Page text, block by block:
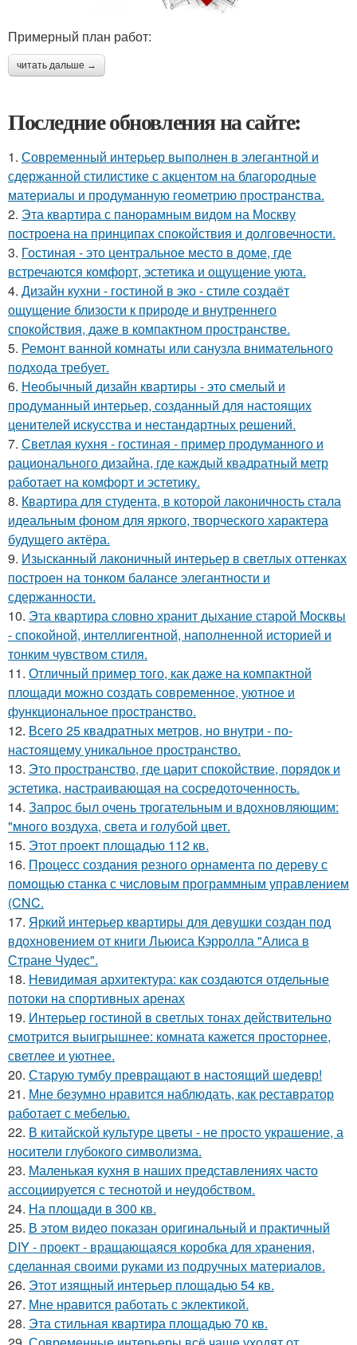
Примерный план работ:
читать дальше →
Последние обновления на сайте:
1. Современный интерьер выполнен в элегантной и
сдержанной стилистике с акцентом на благородные
материалы и продуманную геометрию пространства.
2. Эта квартира с панорамным видом на Москву
построена на принципах спокойствия и долговечности.
3. Гостиная - это центральное место в доме, где
встречаются комфорт, эстетика и ощущение уюта.
4. Дизайн кухни - гостиной в эко - стиле создаёт
ощущение близости к природе и внутреннего
спокойствия, даже в компактном пространстве.
5. Ремонт ванной комнаты или санузла внимательного
подхода требует.
6. Необычный дизайн квартиры - это смелый и
продуманный интерьер, созданный для настоящих
ценителей искусства и нестандартных решений.
7. Светлая кухня - гостиная - пример продуманного и
рационального дизайна, где каждый квадратный метр
работает на комфорт и эстетику.
8. Квартира для студента, в которой лаконичность стала
идеальным фоном для яркого, творческого характера
будущего актёра.
9. Изысканный лаконичный интерьер в светлых оттенках
построен на тонком балансе элегантности и
сдержанности.
10. Эта квартира словно хранит дыхание старой Москвы
- спокойной, интеллигентной, наполненной историей и
тонким чувством стиля.
11. Отличный пример того, как даже на компактной
площади можно создать современное, уютное и
функциональное пространство.
12. Всего 25 квадратных метров, но внутри - по-
настоящему уникальное пространство.
13. Это пространство, где царит спокойствие, порядок и
эстетика, настраивающая на сосредоточенность.
14. Запрос был очень трогательным и вдохновляющим:
"много воздуха, света и голубой цвет.
15. Этот проект площадью 112 кв.
16. Процесс создания резного орнамента по дереву с
помощью станка с числовым программным управлением
(CNC.
17. Яркий интерьер квартиры для девушки создан под
вдохновением от книги Льюиса Кэрролла "Алиса в
Стране Чудес".
18. Невидимая архитектура: как создаются отдельные
потоки на спортивных аренах
19. Интерьер гостиной в светлых тонах действительно
смотрится выигрышнее: комната кажется просторнее,
светлее и уютнее.
20. Старую тумбу превращают в настоящий шедевр!
21. Мне безумно нравится наблюдать, как реставратор
работает с мебелью.
22. В китайской культуре цветы - не просто украшение, а
носители глубокого символизма.
23. Маленькая кухня в наших представлениях часто
ассоциируется с теснотой и неудобством.
24. На площади в 300 кв.
25. В этом видео показан оригинальный и практичный
DIY - проект - вращающаяся коробка для хранения,
сделанная своими руками из подручных материалов.
26. Этот изящный интерьер площадью 54 кв.
27. Мне нравится работать с эклектикой.
28. Эта стильная квартира площадью 70 кв.